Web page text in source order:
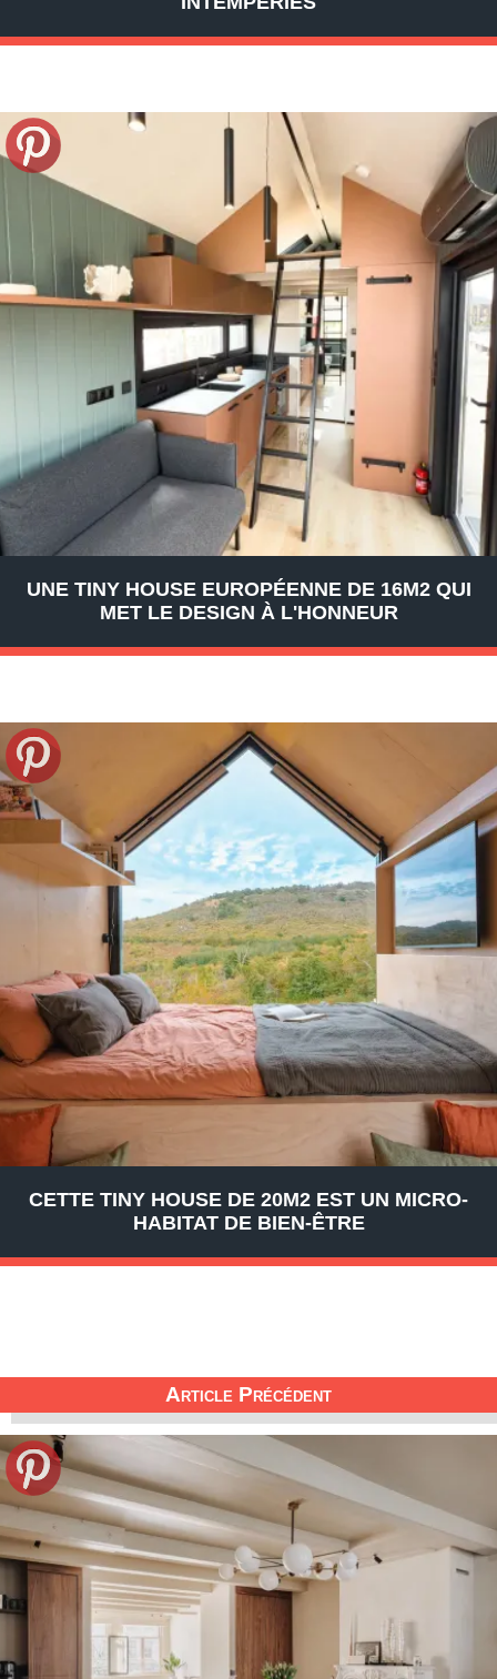
UNE TINY HOUSE EUROPÉENNE DE 16M2 QUI
MET LE DESIGN À L'HONNEUR
CETTE TINY HOUSE DE 20M2 EST UN MICRO-
HABITAT DE BIEN-ÊTRE
Article Précédent